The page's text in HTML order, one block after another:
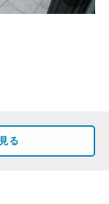
る